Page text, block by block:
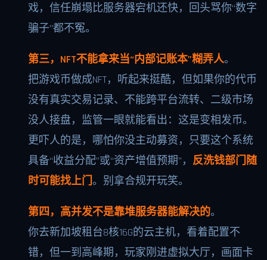
戏，信任崩塌比服务器宕机还快，回头骂你“数字
骗子”都不冤。
第三，NFT不能拿来当“内部记账本”糊弄人。
把游戏币做成NFT，听起来挺酷，但如果你的代币
没有真实交易记录、不能跨平台流转、二级市场
没人接盘，监管一眼就能看出：这是变相发币。
更吓人的是，哪怕你没主动募资，只要这个系统
具备“收益分配”或“资产增值预期”， 反洗钱部门随
时可能找上门。别拿合规开玩笑。
第四，高并发不是靠堆服务器能解决的。
你去新加坡租台8核16G的云主机，看着配置不
错，但一到高峰期，玩家刚进虚拟大厅，画面卡